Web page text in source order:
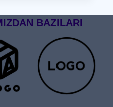
BAZILARI